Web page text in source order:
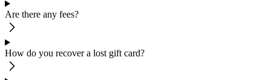
Are there any fees?
How do you recover a lost gift card?